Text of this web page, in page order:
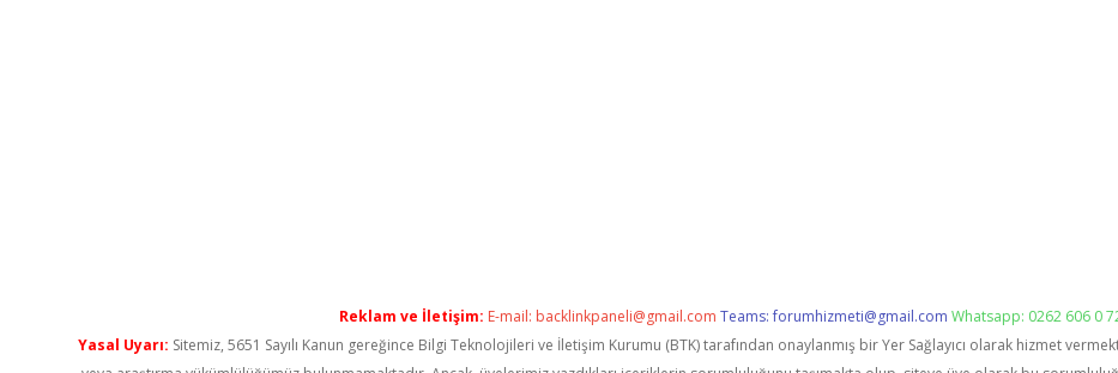
Reklam ve İletişim: E-mail: backlinkpaneli@gmail.com Teams:forumhizmeti@gmail.com Whatsapp: 0262 606 0
Yasal Uyarı: Sitemiz, 5651 Sayılı Kanun gereğince Bilgi Teknolojileri ve İletişim Kurumu (BTK) tarafından onaylanmış bir Yer Sağlayıcı olarak hizmet